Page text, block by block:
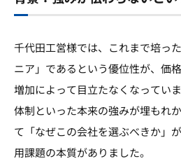
千代田工営様では、これまで培っ
ニア」であるという優位性が、価
増加によって目立たなくなってい
体制といった本来の強みが埋もれ
て「なぜこの会社を選ぶべきか」
用課題の本質がありました。